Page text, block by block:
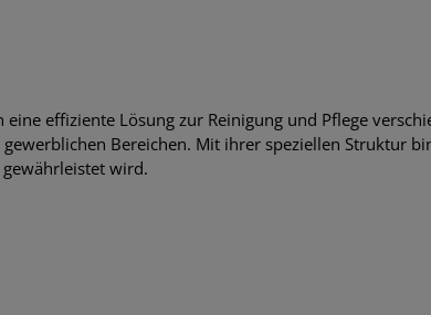
eine effiziente Lösung zur Reinigung und Pflege
Bereichen. Mit ihrer speziellen Struktur
wird.